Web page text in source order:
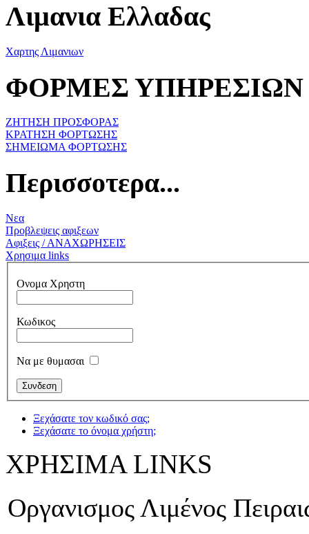
Λιμανια Ελλαδας
Χαρτης Λιμανιων
ΦΟΡΜΕΣ ΥΠΗΡΕΣΙΩΝ
ΖΗΤΗΣΗ ΠΡΟΣΦΟΡΑΣ
ΚΡΑΤΗΣΗ ΦΟΡΤΩΣΗΣ
ΣΗΜΕΙΩΜΑ ΦΟΡΤΩΣΗΣ
Περισσοτερα...
Νεα
Προβλεψεις αφιξεων
Αφιξεις / ΑΝΑΧΩΡΗΣΕΙΣ
Χρησιμα links
Ονομα Χρηστη
Κωδικος
Να με θυμασαι
Ξεχάσατε τον κωδικό σας;
Ξεχάσατε το όνομα χρήστη;
ΧΡΗΣΙΜΑ LINKS
Οργανισμος Λιμένος